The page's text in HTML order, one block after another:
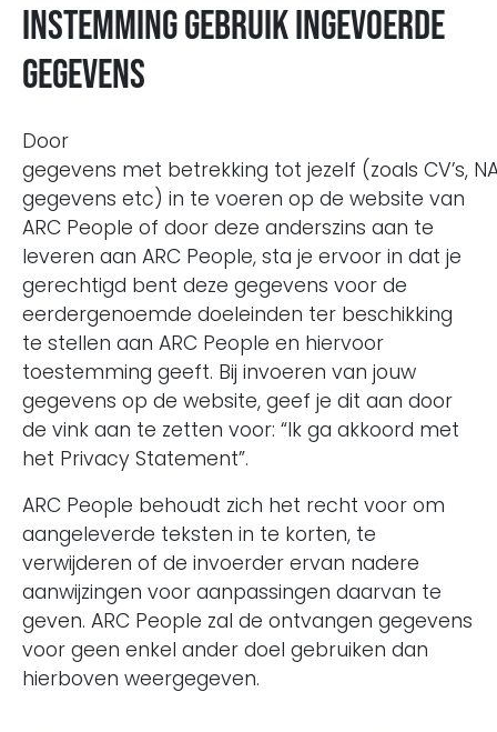
Instemming gebruik ingevoerde
gegevens
Door
gegevens met betrekking tot jezelf (zoals CV’s,
gegevens etc) in te voeren op de website van
ARC People of door deze anderszins aan te
leveren aan ARC People, sta je ervoor in dat je
gerechtigd bent deze gegevens voor de
eerdergenoemde doeleinden ter beschikking
te stellen aan ARC People en hiervoor
toestemming geeft. Bij invoeren van jouw
gegevens op de website, geef je dit aan door
de vink aan te zetten voor: “Ik ga akkoord met
het Privacy Statement”.
ARC People behoudt zich het recht voor om
aangeleverde teksten in te korten, te
verwijderen of de invoerder ervan nadere
aanwijzingen voor aanpassingen daarvan te
geven. ARC People zal de ontvangen gegevens
voor geen enkel ander doel gebruiken dan
hierboven weergegeven.